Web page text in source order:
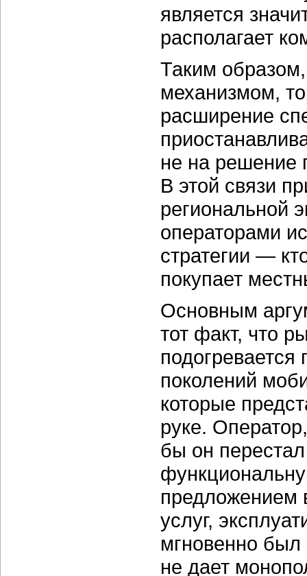
является
располагает
Таким
механизмом,
расширение
не на решение
В этой связи
региональной
операторами
стратегии —
покупает
Основным
тот факт, что
поколений
которые
руке.
бы он
предложением
услуг,
мгновенно
не дает